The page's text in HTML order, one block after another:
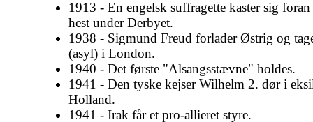
1913 - En engelsk suffragette kaster sig
hest under Derbyet.
1938 - Sigmund Freud forlader Østrig og
(asyl) i London.
1940 - Det første "Alsangsstævne" holdes.
1941 - Den tyske kejser Wilhelm 2. dør i
Holland.
1941 - Irak får et pro-allieret styre.